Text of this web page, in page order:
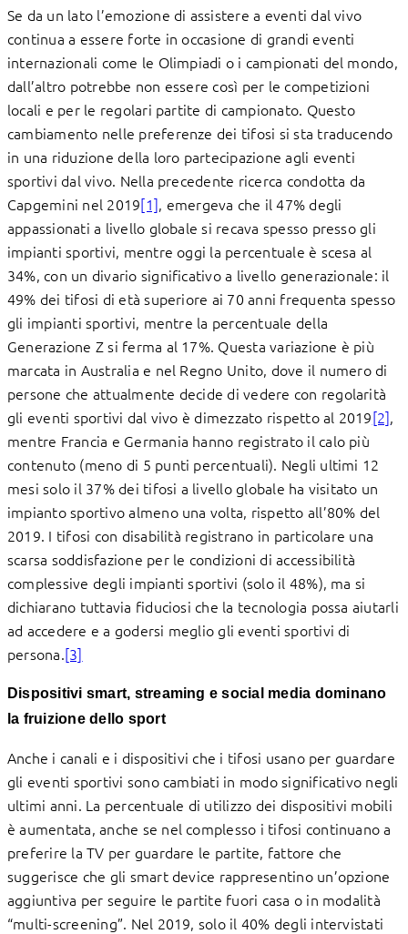
Se da un lato l’emozione di assistere a eventi dal vivo
continua a essere forte in occasione di grandi eventi
internazionali come le Olimpiadi o i campionati del mondo,
dall’altro potrebbe non essere così per le competizioni
locali e per le regolari partite di campionato. Questo
cambiamento nelle preferenze dei tifosi si sta traducendo
in una riduzione della loro partecipazione agli eventi
sportivi dal vivo. Nella precedente ricerca condotta da
Capgemini nel 2019[1], emergeva che il 47% degli
appassionati a livello globale si recava spesso presso gli
impianti sportivi, mentre oggi la percentuale è scesa al
34%, con un divario significativo a livello generazionale: il
49% dei tifosi di età superiore ai 70 anni frequenta spesso
gli impianti sportivi, mentre la percentuale della
Generazione Z si ferma al 17%. Questa variazione è più
marcata in Australia e nel Regno Unito, dove il numero di
persone che attualmente decide di vedere con regolarità
gli eventi sportivi dal vivo è dimezzato rispetto al 2019[2],
mentre Francia e Germania hanno registrato il calo più
contenuto (meno di 5 punti percentuali). Negli ultimi 12
mesi solo il 37% dei tifosi a livello globale ha visitato un
impianto sportivo almeno una volta, rispetto all’80% del
2019. I tifosi con disabilità registrano in particolare una
scarsa soddisfazione per le condizioni di accessibilità
complessive degli impianti sportivi (solo il 48%), ma si
dichiarano tuttavia fiduciosi che la tecnologia possa aiutarli
ad accedere e a godersi meglio gli eventi sportivi di
persona.[3]
Dispositivi smart, streaming e social media dominano
la fruizione dello sport
Anche i canali e i dispositivi che i tifosi usano per guardare
gli eventi sportivi sono cambiati in modo significativo negli
ultimi anni. La percentuale di utilizzo dei dispositivi mobili
è aumentata, anche se nel complesso i tifosi continuano a
preferire la TV per guardare le partite, fattore che
suggerisce che gli smart device rappresentino un’opzione
aggiuntiva per seguire le partite fuori casa o in modalità
“multi-screening”. Nel 2019, solo il 40% degli intervistati